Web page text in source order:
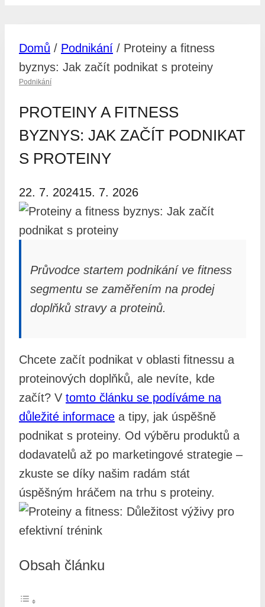
Domů / Podnikání / Proteiny a fitness
byznys: Jak začít podnikat s proteiny
Podnikání
PROTEINY A FITNESS
BYZNYS: JAK ZAČÍT PODNIKAT
S PROTEINY
22. 7. 202415. 7. 2026
Průvodce startem podnikání ve fitness
segmentu se zaměřením na prodej
doplňků stravy a proteinů.
Chcete začít podnikat v oblasti fitnessu a
proteinových doplňků, ale nevíte, kde
začít? V tomto článku se podíváme na
důležité informace a tipy, jak úspěšně
podnikat s proteiny. Od výběru produktů a
dodavatelů až po marketingové strategie –
zkuste se díky našim radám stát
úspěšným hráčem na trhu s proteiny.
Obsah článku